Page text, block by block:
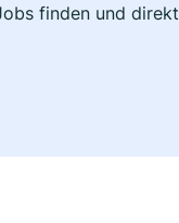
finden und direkt